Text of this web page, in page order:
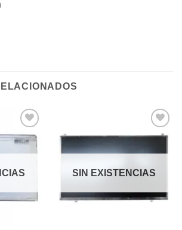
Añadir
a la
lista de
Añadir
lista de
SIN EXISTENCIAS